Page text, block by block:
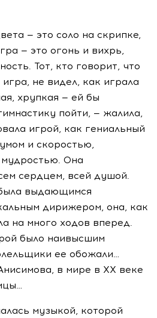
— это соло на скрипке,
— это огонь и вихрь,
Тот, кто говорит, что
не видел, как играла
хрупкая — ей бы
пойти, — жалила,
игрой, как гениальный
и скоростью,
Она
сердцем, всей душой.
выдающимся
дирижером, она, как
на много ходов вперед.
было наивысшим
ее обожали…
в мире в ХХ веке
музыкой, которой